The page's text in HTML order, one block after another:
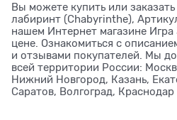
Вы можете купить или
лабиринт (Chabyrinthe),
нашем Интернет магазине
цене. Ознакомиться с
и отзывами покупателей. Мы
всей территории России:
Нижний Новгород, Казань,
Саратов, Волгоград,